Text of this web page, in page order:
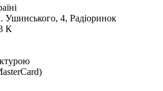
Ушинського, 4, Радіоринок
К